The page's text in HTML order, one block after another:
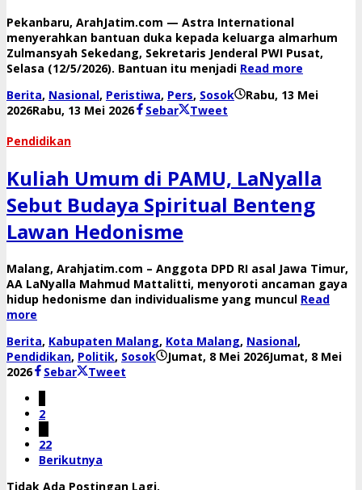
Pekanbaru, ArahJatim.com — Astra International
menyerahkan bantuan duka kepada keluarga almarhum
Zulmansyah Sekedang, Sekretaris Jenderal PWI Pusat,
Selasa (12/5/2026). Bantuan itu menjadi Read more
Berita, Nasional, Peristiwa, Pers, Sosok
Rabu, 13 Mei
2026Rabu, 13 Mei 2026olehSebar
Tweet
Pendidikan
Kuliah Umum di PAMU, LaNyalla
Sebut Budaya Spiritual Benteng
Lawan Hedonisme
Malang, Arahjatim.com – Anggota DPD RI asal Jawa Timur,
AA LaNyalla Mahmud Mattalitti, menyoroti ancaman gaya
hidup hedonisme dan individualisme yang muncul Read
more
Berita, Kabupaten Malang, Kota Malang, Nasional,
Pendidikan, Politik, Sosok Jumat, 8 Mei 2026Jumat, 8 Mei
2026olehSebar
Tweet
2
22
Berikutnya
Tidak Ada Postingan Lagi.